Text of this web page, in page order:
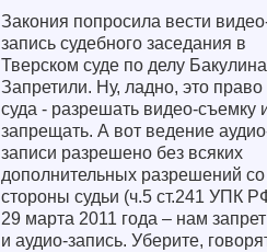
Закония попросила вести
запись судебного заседания в
Тверском суде по делу
Запретили. Ну, ладно, это право
суда - разрешать видео-съемку
запрещать. А вот ведение
записи разрешено без всяких
дополнительных разрешений со
стороны судьи (ч.5 ст.241 УПК
29 марта 2011 года – нам
и аудио-запись. Уберите,